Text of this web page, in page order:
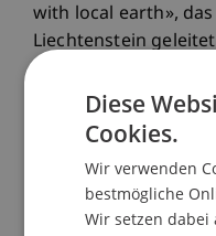
with local earth»,
Liechtenstein
Trondheim,
Diese
Cookies.
Wir verwenden
bestmögliche
Wir setzen dabei